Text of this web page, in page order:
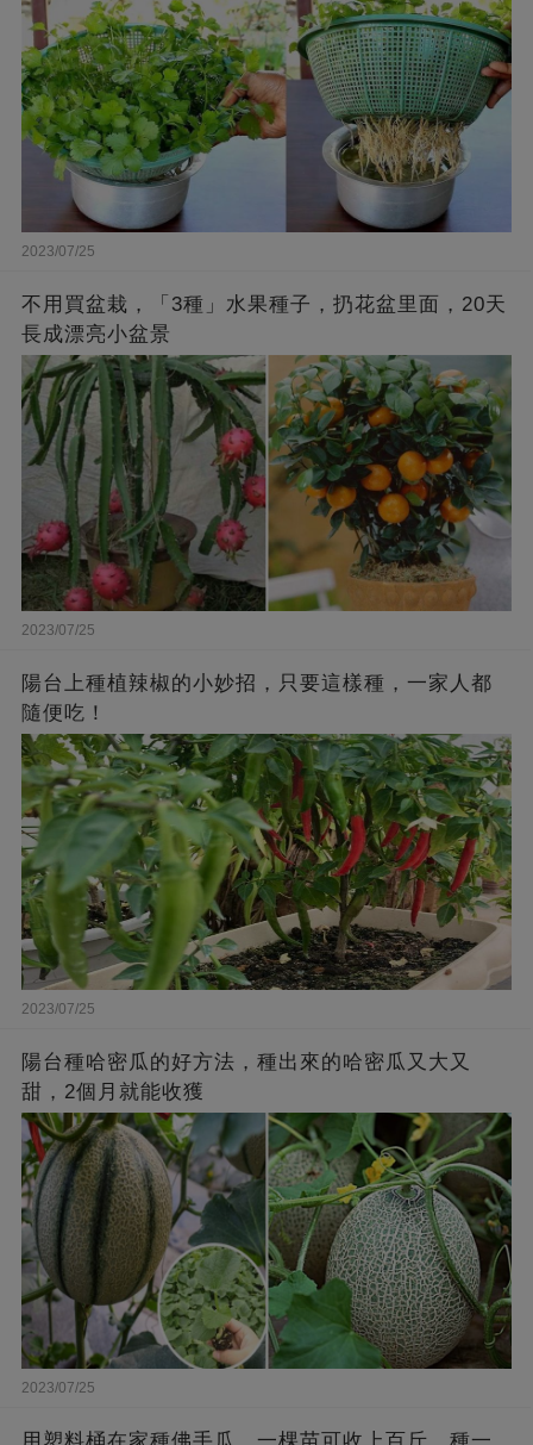
2023/07/25
不用買盆栽，「3種」水果種子，扔花盆里面，20天
長成漂亮小盆景
2023/07/25
陽台上種植辣椒的小妙招，只要這樣種，一家人都
隨便吃！
2023/07/25
陽台種哈密瓜的好方法，種出來的哈密瓜又大又
甜，2個月就能收獲
2023/07/25